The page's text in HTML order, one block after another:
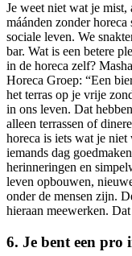
Je weet niet wat je
máánden zonder
sociale leven. We
bar. Wat is een betere
in de horeca zelf?
Horeca Groep: “Een
het terras op je vrije
in ons leven. Dat
alleen terrassen of
horeca is iets wat je
iemands dag
herinneringen en
leven opbouwen,
onder de mensen zijn.
hieraan meewerken.
6. Je bent een pro